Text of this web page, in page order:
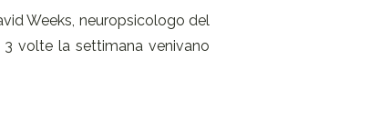
Weeks, neuropsicologo del
volte la settimana venivano